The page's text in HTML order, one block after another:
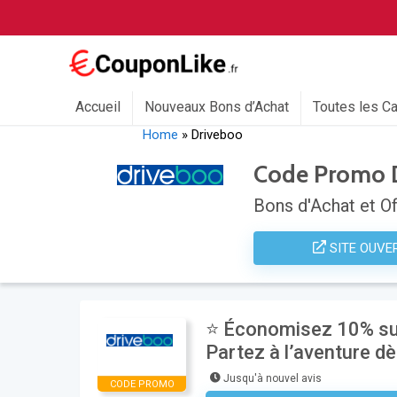
Accueil Nouveaux Bons d’Achat Toutes les
Home »Driveboo
Code Promo
Bons d'Achat et
SITE
CODE PROMO
⭐ Économisez 10%
Partez à l’aventure
Jusqu'à nouvel avis